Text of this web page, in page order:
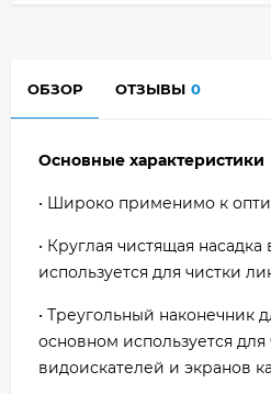
ОБЗОР ОТЗЫВЫ 0
Основные характеристики
• Широко применимо к
• Круглая чистящая
используется для чистки
• Треугольный наконечник
основном используется для
видоискателей и экранов